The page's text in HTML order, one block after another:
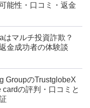
能性・口コミ・返金
はマルチ投資詐欺？
金成功者の体験談
GroupのTrustglobeX
の評判・口コミと